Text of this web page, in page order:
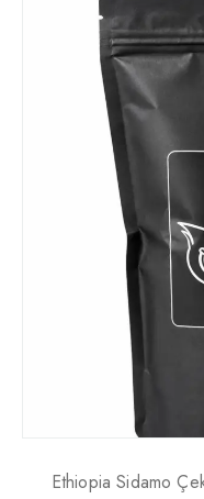
Ethiopia Sidamo